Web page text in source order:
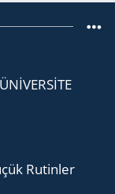
Ru­tin­ler